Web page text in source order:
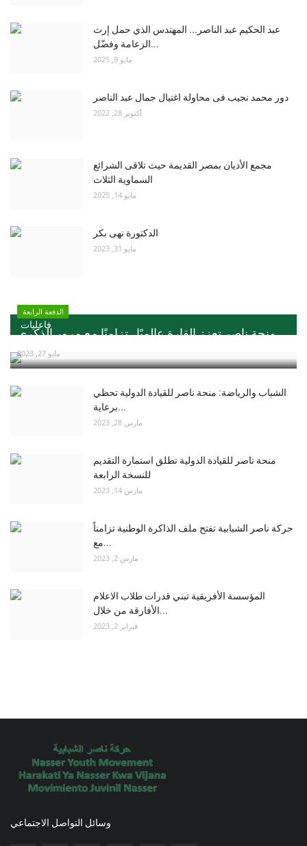
عبد الحكيم عبد الناصر... المهندس الذي حمل إرث
الزعامة وفضّل...
مايو 9, 2025
دور محمد نجيب فى محاولة اغتيال جمال عبد الناصر
أكتوبر 28, 2022
مجمع الأديان بمصر القديمة حيث تلاقى الشرائع
السماوية الثلاث
مايو 14, 2025
الدكتورة نهى بكر
مايو 31, 2023
فاعليات
الدفعة الرابعة
منحة ناصر تعزز القارة عالميًا ..تزامنًا مع مرور الذكري...
مايو 27, 2023
الشباب والرياضة: منحة ناصر للقيادة الدولية تحظي
برعاية...
مارس 28, 2023
منحة ناصر للقيادة الدولية تطلق استمارة التقديم
للنسخة الرابعة
مارس 14, 2023
حركة ناصر الشبابية تفتح ملف الذاكرة الوطنية تزامناً
مع...
مارس 2, 2023
المؤسسة الأفريقية تبني قدرات طلاب الاعلام
الأفارقة من خلال...
فبراير 2, 2023
وسائل التواصل الاجتماعي